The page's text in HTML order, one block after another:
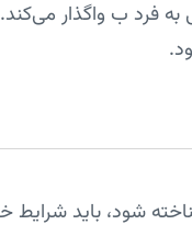
فرد ب واگذار
شود، باید